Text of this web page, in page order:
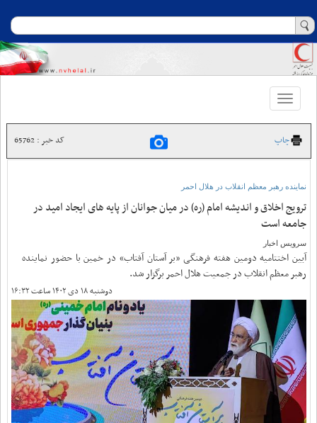
Toggle
navigation
چاپ کد خبر : 65762
نماینده رهبر معظم انقلاب در هلال احمر
ترویج اخلاق و اندیشه امام (ره) در میان جوانان از پایه های ایجاد امید در
جامعه است
سرویس اخبار
آیین اختتامیه دومین هفته فرهنگی «بر آستان آفتاب» در خمین با حضور نماینده
رهبر معظم انقلاب در جمعیت هلال احمر برگزار شد.
دوشنبه ۱۸ دی ۱۴۰۲ ساعت ۱۶:۳۲